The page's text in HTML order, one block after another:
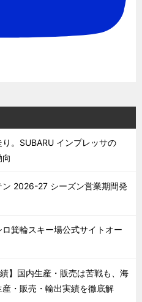
。SUBARU インプレッサの
2026-27 シーズン営業期間発
箕輪スキー場公式サイトオー
】国内生産・販売は苦戦も、海
・販売・輸出実績を徹底解